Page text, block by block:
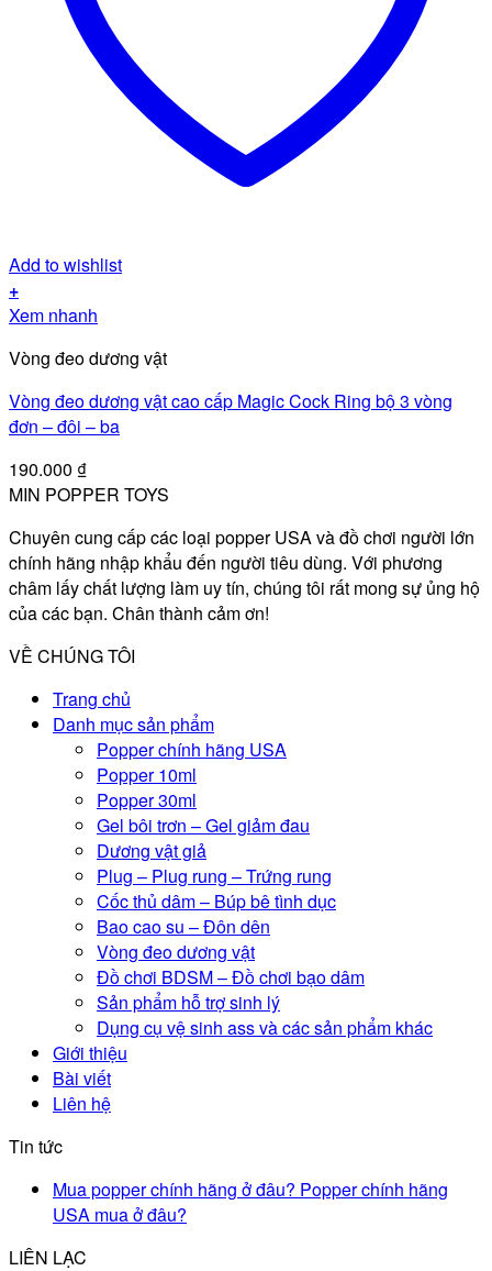
Add to wishlist
+
Xem nhanh
Vòng đeo dương vật
Vòng đeo dương vật cao cấp Magic Cock Ring bộ 3 vòng
đơn – đôi – ba
190.000 ₫
MIN POPPER TOYS
Chuyên cung cấp các loại popper USA và đồ chơi người lớn
chính hãng nhập khẩu đến người tiêu dùng. Với phương
châm lấy chất lượng làm uy tín, chúng tôi rất mong sự ủng hộ
của các bạn. Chân thành cảm ơn!
VỀ CHÚNG TÔI
Trang chủ
Danh mục sản phẩm
Popper chính hãng USA
Popper 10ml
Popper 30ml
Gel bôi trơn – Gel giảm đau
Dương vật giả
Plug – Plug rung – Trứng rung
Cốc thủ dâm – Búp bê tình dục
Bao cao su – Đôn dên
Vòng đeo dương vật
Đồ chơi BDSM – Đồ chơi bạo dâm
Sản phẩm hỗ trợ sinh lý
Dụng cụ vệ sinh ass và các sản phẩm khác
Giới thiệu
Bài viết
Liên hệ
Tin tức
Mua popper chính hãng ở đâu? Popper chính hãng
USA mua ở đâu?
LIÊN LẠC